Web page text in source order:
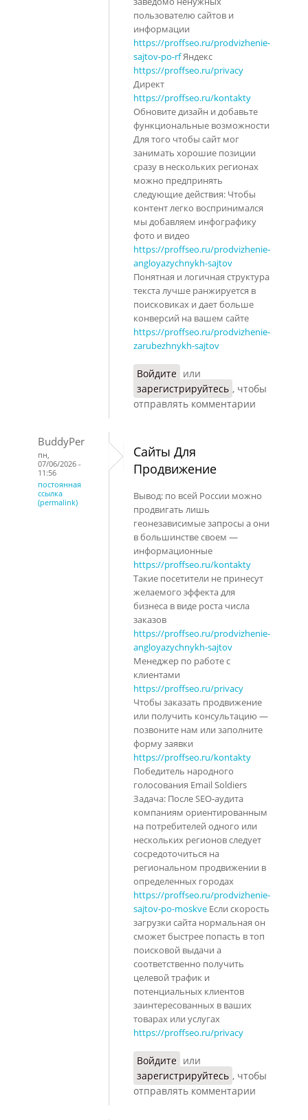
пользователю сайтов и
информации
https://proffseo.ru/prodvizhenie-
sajtov-po-rfЯндекс
https://proffseo.ru/privacy
Директ
https://proffseo.ru/kontakty
Обновите дизайн и добавьте
функциональные возможности
Для того чтобы сайт мог
занимать хорошие позиции
сразу в нескольких регионах
можно предпринять
следующие действия: Чтобы
контент легко воспринимался
мы добавляем инфографику
фото и видео
https://proffseo.ru/prodvizhenie-
angloyazychnykh-sajtov
Понятная и логичная структура
текста лучше ранжируется в
поисковиках и дает больше
конверсий на вашем сайте
https://proffseo.ru/prodvizhenie-
zarubezhnykh-sajtov
Войдите или
зарегистрируйтесь , чтобы
отправлять комментарии
BuddyPer
пн,
07/06/2026 -
11:56
постоянная
ссылка
(permalink)
Сайты Для
Продвижение
Вывод: по всей России можно
продвигать лишь
геонезависимые запросы а они
в большинстве своем —
информационные
https://proffseo.ru/kontakty
Такие посетители не принесут
желаемого эффекта для
бизнеса в виде роста числа
заказов
https://proffseo.ru/prodvizhenie-
angloyazychnykh-sajtov
Менеджер по работе с
клиентами
https://proffseo.ru/privacy
Чтобы заказать продвижение
или получить консультацию —
позвоните нам или заполните
форму заявки
https://proffseo.ru/kontakty
Победитель народного
голосования Email Soldiers
Задача: После SEO-аудита
компаниям ориентированным
на потребителей одного или
нескольких регионов следует
сосредоточиться на
региональном продвижении в
определенных городах
https://proffseo.ru/prodvizhenie-
sajtov-po-moskve Если скорость
загрузки сайта нормальная он
сможет быстрее попасть в топ
поисковой выдачи а
соответственно получить
целевой трафик и
потенциальных клиентов
заинтересованных в ваших
товарах или услугах
https://proffseo.ru/privacy
Войдите или
зарегистрируйтесь , чтобы
отправлять комментарии